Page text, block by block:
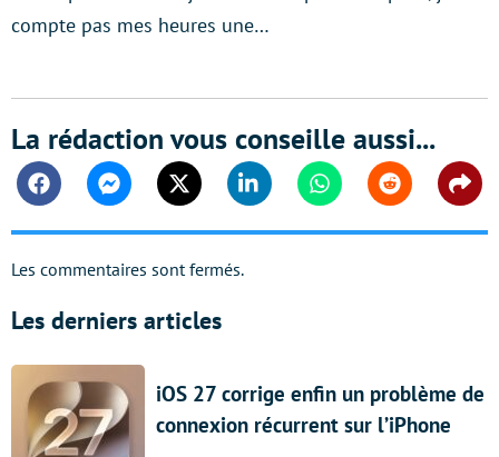
compte pas mes heures une…
La rédaction vous conseille aussi...
FacebookMessengerTwitter Linkedin WhatsappReddit
Les commentaires sont fermés.
Les derniers articles
iOS 27 corrige enfin un problème de
connexion récurrent sur l’iPhone